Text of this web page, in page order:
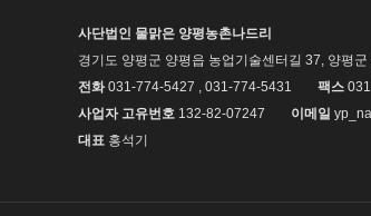
사단법인 물맑은 양평농촌나드리
경기도 양평군 양평읍 농업기술센터길 37, 양평
전화031-774-5427 , 031-774-5431 팩스
사업자 고유번호 132-82-07247 이메일
대표 홍석기